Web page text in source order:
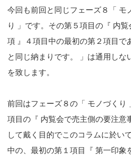
今回も前回と同じフェーズ８「 モ
り 」です。その第５項目の『 内
項 』４項目中の最初の第２項目で
と同じ納まりです。 」は通用しな
を致します。
前回はフェーズ８の「 モノづくり
項目の『 内覧会で売主側の要注意
して戴く目的でこのコラムに於い
中の、最初の第１項目『 第一印象